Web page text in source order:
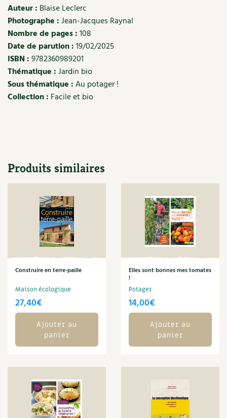
Soins et cosmétiques au naturel
Société et alternatives
Vivre l’écologie
Protéger la nature
Actions pour la planète
Archives
Carnets de saison
Dossier4 saisons
Actualités
Vidéos et podcasts
Secrets d’abonné
Tous au jardin ! avec Pascal
Auteur : Blaise Leclerc
Photographe :Jean-Jacques Raynal
Nombre de pages :108
Date de parution :19/02/2025
ISBN :9782360989201
Thématique :Jardin bio
Sous thématique :Au potager !
Collection : Facile et bio
Produits similaires
Construire en terre-paille
Maison écologique
27,40€
Ajouter au
panier
Elles sont bonnes mes tomates
!
Potager
14,00€
Ajouter au
panier